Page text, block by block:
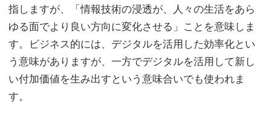
治
体
DX
ニ
や
補
助
金、
DX
に
指しますが、「情報技術の浸透が、人々の生活をあら
ゆる面でより良い方向に変化させる」ことを意味しま
す。ビジネス的には、デジタルを活用した効率化とい
う意味がありますが、一方でデジタルを活用して新し
い付加価値を生み出すという意味合いでも使われま
す。